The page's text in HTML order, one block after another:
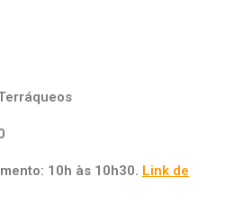
10h às 10h30. Link de